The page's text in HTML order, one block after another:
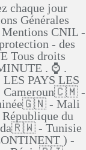
chaque jour
Générales
CNIL -
- des
Tous droits
. ⌚ .
PAYS LES
Cameroun🇨🇲 -
- Mali
du
- Tunisie
) -